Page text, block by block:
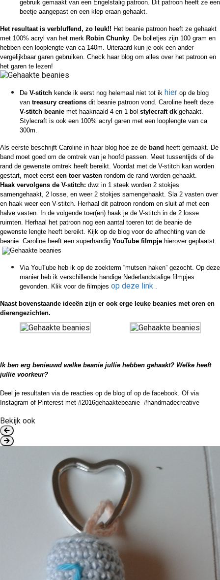
gebruik gemaakt van een Engelstalig patroon. Dit patroon heeft ze een
beetje aangepast en een klep eraan gehaakt.
Het resultaat is verbluffend, zo leuk!! Het beanie patroon heeft ze gehaakt
met 100% acryl van het merk Robin Chunky. De bolletjes zijn 100 gram en
hebben een looplengte van ca 140m. Uiteraard kun je ook een ander
vergelijkbaar garen gebruiken. Check haar blog om alles over het patroon en
het garen te lezen!
De V-stitch kende ik eerst nog helemaal niet tot ik hier op de blog
van treasury creations dit beanie patroon vond. Caroline heeft deze
V-stitch beanie met haaknaald 4 en 1 bol stylecraft dk gehaakt.
Stylecraft is ook een 100% acryl garen met een looplengte van ca
300m.
Als eerste beschrijft Caroline in haar blog hoe ze de band heeft gemaakt. De
band moet goed om de omtrek van je hoofd passen. Meet tussentijds of de
rand de gewenste omtrek heeft bereikt. Voordat met de V-stitch kan worden
gestart, moet eerst een toer vasten rondom de rand worden gehaakt.
Haak vervolgens de V-stitch: dwz in 1 steek worden 2 stokjes
samengehaakt, 2 losse, en weer 2 stokjes samengehaakt. Sla 2 vasten over
en haak weer een V-stitch. Herhaal dit patroon rondom en sluit af met een
halve vasten. In de volgende toer(en) haak je de V-stitch in de 2 losse
ruimten. Herhaal het patroon nog een aantal toeren tot de beanie de
gewenste lengte heeft bereikt. Kijk op de blog voor de afhechting van de
beanie. Caroline heeft een superhandig YouTube filmpje hierover geplaatst.
Via YouTube heb ik op de zoekterm “mutsen haken” gezocht. Op deze
manier heb ik verschillende handige Nederlandstalige filmpjes
gevonden. Klik voor de filmpjes op deze link .
Naast bovenstaande ideeën zijn er ook erge leuke beanies met oren en
dierengezichten.
Ik ben erg benieuwd welke beanie jullie hebben gehaakt? Welke heeft
jullie voorkeur?
Deel je resultaten via de reacties op de blog of op de facebook. Of via
Instagram of Pinterest met #2016gehaaktebeanie #handmadecreative
Bekijk ook